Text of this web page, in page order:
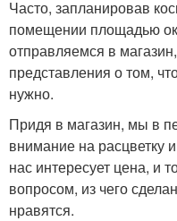
Часто, запланировав
помещении площадью
отправляемся в
представления о том,
нужно.
Придя в магазин, мы в
внимание на расцветку
нас интересует цена, и
вопросом, из чего
нравятся.